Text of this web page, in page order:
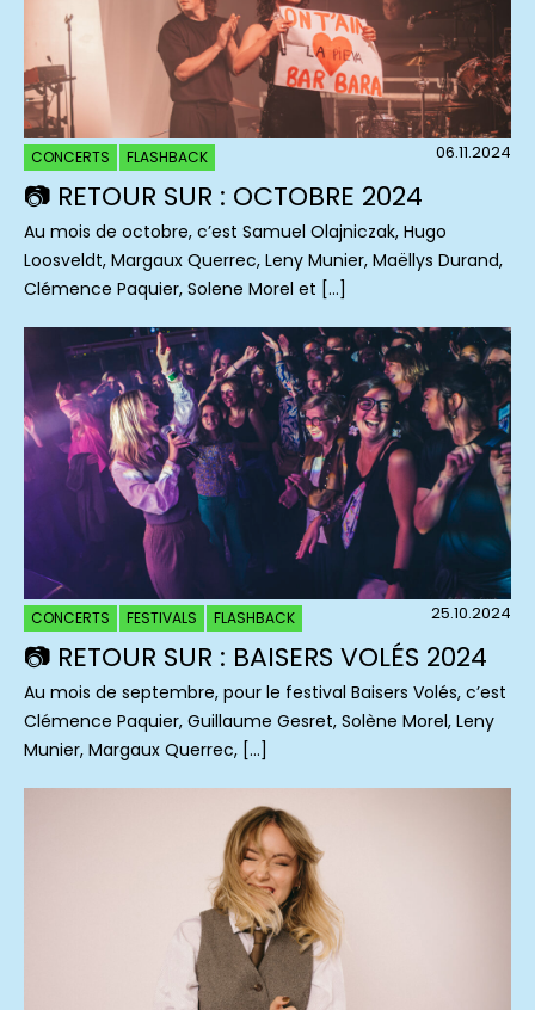
CONCERTS FLASHBACK 06.11.2024
📷 RETOUR SUR : OCTOBRE 2024
Au mois de octobre, c’est Samuel Olajniczak, Hugo
Loosveldt, Margaux Querrec, Leny Munier, Maëllys Durand,
Clémence Paquier, Solene Morel et […]
CONCERTS FESTIVALS FLASHBACK 25.10.2024
📷 RETOUR SUR : BAISERS VOLÉS 2024
Au mois de septembre, pour le festival Baisers Volés, c’est
Clémence Paquier, Guillaume Gesret, Solène Morel, Leny
Munier, Margaux Querrec, […]